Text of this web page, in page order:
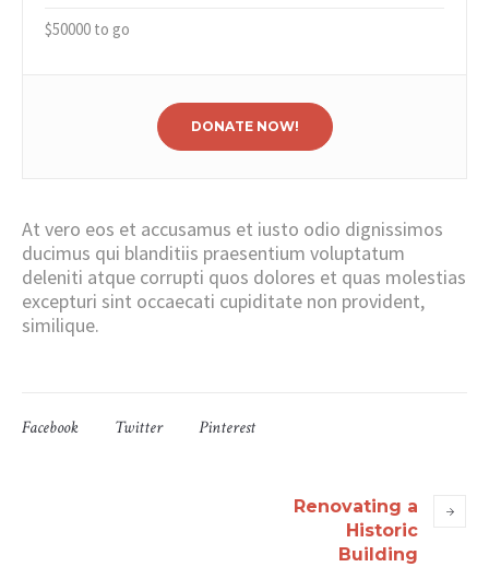
$50000 to go
DONATE NOW!
At vero eos et accusamus et iusto odio dignissimos
ducimus qui blanditiis praesentium voluptatum
deleniti atque corrupti quos dolores et quas molestias
excepturi sint occaecati cupiditate non provident,
similique.
Facebook Twitter Pinterest
Renovating a
Historic
Building